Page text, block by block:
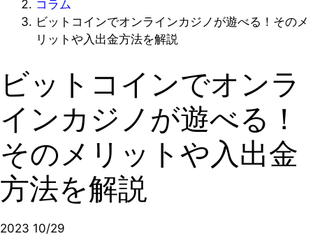
コラム
ビットコインでオンラインカジノが遊べる！そのメ
リットや入出金方法を解説
ビットコインでオンラ
インカジノが遊べる！
そのメリットや入出金
方法を解説
2023 10/29